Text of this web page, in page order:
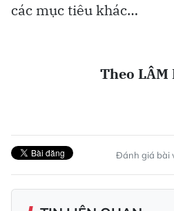
các mục tiêu khác…
Theo LÂM
Đánh giá bài